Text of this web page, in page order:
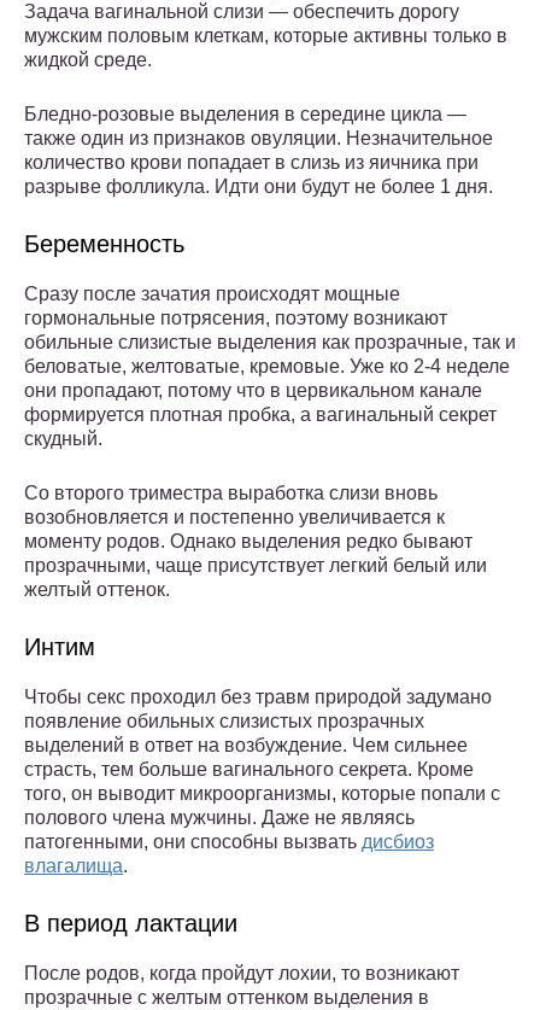
Задача вагинальной слизи — обеспечить дорогу
мужским половым клеткам, которые активны только в
жидкой среде.
Бледно-розовые выделения в середине цикла —
также один из признаков овуляции. Незначительное
количество крови попадает в слизь из яичника при
разрыве фолликула. Идти они будут не более 1 дня.
Беременность
Сразу после зачатия происходят мощные
гормональные потрясения, поэтому возникают
обильные слизистые выделения как прозрачные, так и
беловатые, желтоватые, кремовые. Уже ко 2-4 неделе
они пропадают, потому что в цервикальном канале
формируется плотная пробка, а вагинальный секрет
скудный.
Со второго триместра выработка слизи вновь
возобновляется и постепенно увеличивается к
моменту родов. Однако выделения редко бывают
прозрачными, чаще присутствует легкий белый или
желтый оттенок.
Интим
Чтобы секс проходил без травм природой задумано
появление обильных слизистых прозрачных
выделений в ответ на возбуждение. Чем сильнее
страсть, тем больше вагинального секрета. Кроме
того, он выводит микроорганизмы, которые попали с
полового члена мужчины. Даже не являясь
патогенными, они способны вызвать дисбиоз
влагалища.
В период лактации
После родов, когда пройдут лохии, то возникают
прозрачные с желтым оттенком выделения в